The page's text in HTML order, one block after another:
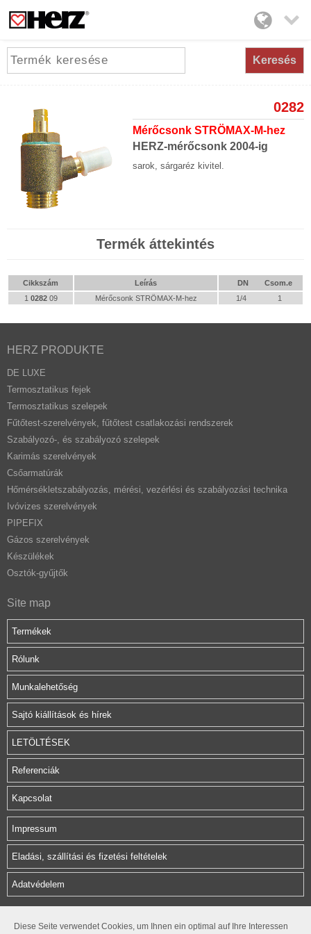
Diese Seite verwendet Cookies, um Ihnen ein optimal auf Ihre Interessen

Keresés
0282
Mérőcsonk STRÖMAX-M-hez
HERZ-mérőcsonk 2004-ig
sarok, sárgaréz kivitel.
Termék áttekintés
Cikkszám Leírás DN
Csom.e
1 028209 Mérőcsonk STRÖMAX-M-hez 1/4 1
HERZ PRODUKTE
DE LUXE
Termosztatikus fejek
Termosztatikus szelepek
Fűtőtest-szerelvények, fűtőtest csatlakozási rendszerek
Szabályozó-, és szabályozó szelepek
Karimás szerelvények
Csőarmatúrák
Hőmérsékletszabályozás, mérési, vezérlési és szabályozási technika
Ivóvizes szerelvények
PIPEFIX
Gázos szerelvények
Készülékek
Osztók-gyűjtők
Site map
Termékek
Rólunk
Munkalehetőség
Sajtó kiállítások és hírek
LETÖLTÉSEK
Referenciák
Kapcsolat
Impressum
Eladási, szállítási és fizetési feltételek
Adatvédelem